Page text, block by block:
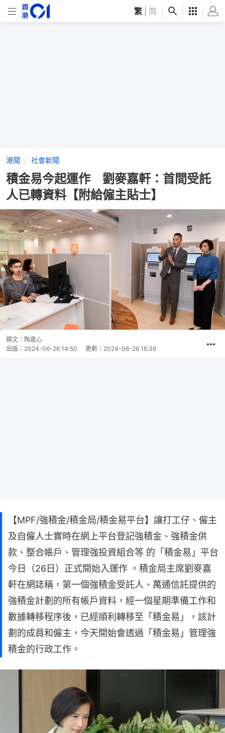
繁 简
港聞 社會新聞
積金易今起運作 劉麥嘉軒：首間受託
人已轉資料【附給僱主貼士】
撰文： 陶嘉心
出版： 2024-06-26 14:50 更新： 2024-06-26 16:36
【MPF/強積金/積金局/積金易平台】讓打工仔、僱主
及自僱人士實時在網上平台登記強積金、強積金供
款、整合帳戶、管理強投資組合等 的「積金易」平台
今日（26日）正式開始入運作 。積金局主席劉麥嘉
軒在網誌稱，第一個強積金受託人、萬通信託提供的
強積金計劃的所有帳戶資料，經一個星期準備工作和
數據轉移程序後，已經順利轉移至「積金易」，該計
劃的成員和僱主，今天開始會透過「積金易」管理強
積金的行政工作。